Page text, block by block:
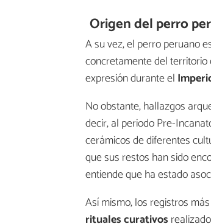
Origen del perro
A su vez, el perro peruano
concretamente del territorio
expresión durante el
No obstante, hallazgos
decir, al periodo Pre-
cerámicos de diferentes
que sus restos han sido
entiende que ha estado
Así mismo, los registros
rituales curativos